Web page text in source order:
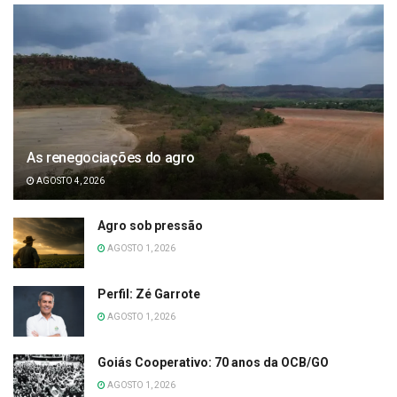
As renegociações do agro
AGOSTO 4, 2026
Agro sob pressão
AGOSTO 1, 2026
Perfil: Zé Garrote
AGOSTO 1, 2026
Goiás Cooperativo: 70 anos da OCB/GO
AGOSTO 1, 2026